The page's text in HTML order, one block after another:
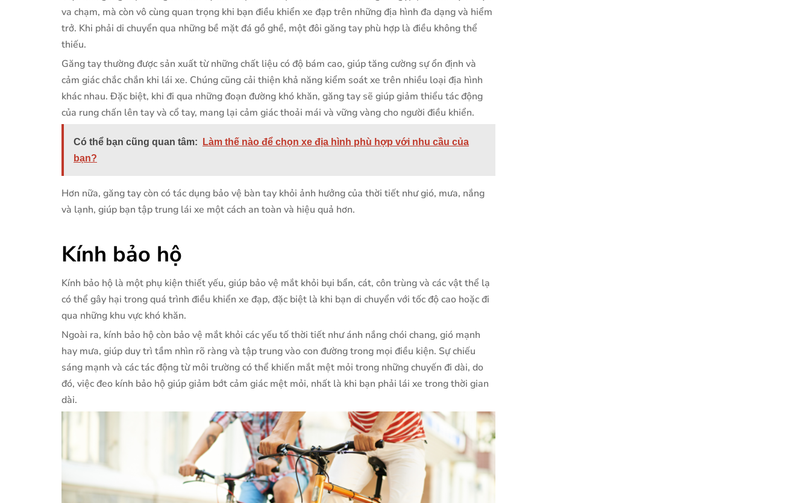
va chạm, mà còn vô cùng quan trọng khi bạn điều khiển xe đạp trên những địa hình đa dạng và hiểm
trở. Khi phải di chuyển qua những bề mặt đá gồ ghề, một đôi găng tay phù hợp là điều không thể
thiếu.
Găng tay thường được sản xuất từ những chất liệu có độ bám cao, giúp tăng cường sự ổn định và
cảm giác chắc chắn khi lái xe. Chúng cũng cải thiện khả năng kiểm soát xe trên nhiều loại địa hình
khác nhau. Đặc biệt, khi đi qua những đoạn đường khó khăn, găng tay sẽ giúp giảm thiểu tác động
của rung chấn lên tay và cổ tay, mang lại cảm giác thoải mái và vững vàng cho người điều khiển.
Có thể bạn cũng quan tâm:
Làm thế nào để chọn xe địa hình phù hợp với nhu cầu của
bạn?
Hơn nữa, găng tay còn có tác dụng bảo vệ bàn tay khỏi ảnh hưởng của thời tiết như gió, mưa, nắng
và lạnh, giúp bạn tập trung lái xe một cách an toàn và hiệu quả hơn.
Kính bảo hộ
Kính bảo hộ là một phụ kiện thiết yếu, giúp bảo vệ mắt khỏi bụi bẩn, cát, côn trùng và các vật thể lạ
có thể gây hại trong quá trình điều khiển xe đạp, đặc biệt là khi bạn di chuyển với tốc độ cao hoặc đi
qua những khu vực khó khăn.
Ngoài ra, kính bảo hộ còn bảo vệ mắt khỏi các yếu tố thời tiết như ánh nắng chói chang, gió mạnh
hay mưa, giúp duy trì tầm nhìn rõ ràng và tập trung vào con đường trong mọi điều kiện. Sự chiếu
sáng mạnh và các tác động từ môi trường có thể khiến mắt mệt mỏi trong những chuyến đi dài, do
đó, việc đeo kính bảo hộ giúp giảm bớt cảm giác mệt mỏi, nhất là khi bạn phải lái xe trong thời gian
dài.